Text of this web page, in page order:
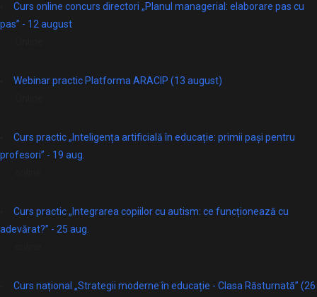
Curs online concurs directori „Planul managerial: elaborare pas cu
pas” - 12 august
Webinar practic Platforma ARACIP (13 august)
Curs practic „Inteligența artificială în educație: primii pași pentru
profesori” - 19 aug.
Curs practic „Integrarea copiilor cu autism: ce funcționează cu
adevărat?” - 25 aug.
Curs național „Strategii moderne în educație - Clasa Răsturnată” (26